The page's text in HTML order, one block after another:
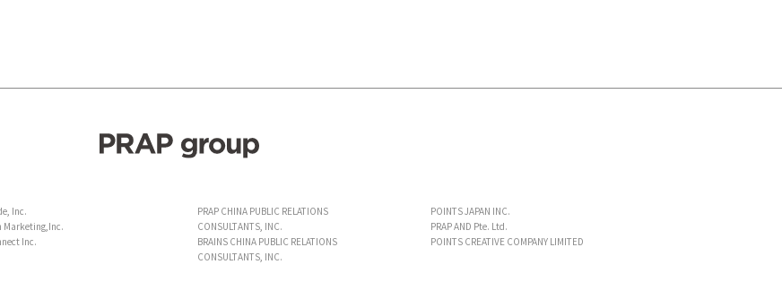
Inc.
Marketing,Inc.
Inc.
PRAP CHINA PUBLIC RELATIONS
CONSULTANTS, INC.
BRAINS CHINA PUBLIC RELATIONS
CONSULTANTS, INC.
POINTS JAPAN INC.
PRAP AND Pte. Ltd.
POINTS CREATIVE COMPANY LIMITED